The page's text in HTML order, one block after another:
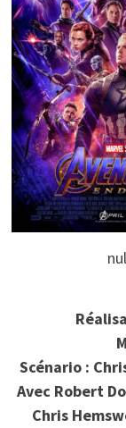
Scénario :
Avec Robert
Chris